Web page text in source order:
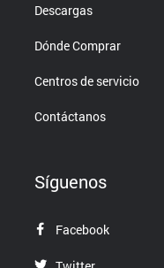
Descargas
Dónde Comprar
Centros de servicio
Contáctanos
Síguenos
Facebook